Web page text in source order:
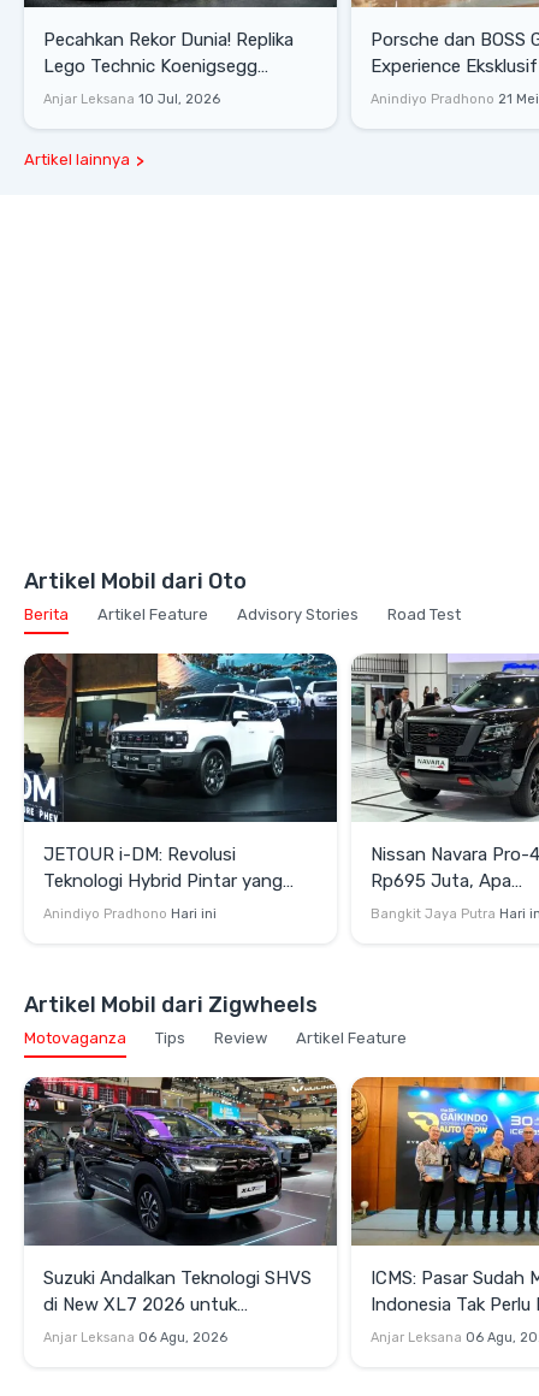
Pecahkan Rekor Dunia! Replika
Lego Technic Koenigsegg
Sadair's Spear Ukuran Asli Sukses
Anjar Leksana 10 Jul, 2026
Porsche dan BOSS
Experience
Senayan, Hadirkan
Anindiyo Pradhono 21
Artikel lainnya
Artikel Mobil dari Oto
Berita Artikel Feature Advisory Stories Road Test
JETOUR i-DM: Revolusi
Teknologi Hybrid Pintar yang
Mengubah Gaya Berkendara dan
Anindiyo Pradhono Hari ini
Nissan Navara Pro-
Rp695 Juta, Apa
Kehebatannya?
Bangkit Jaya Putra Hari
Artikel Mobil dari Zigwheels
Motovaganza Tips Review Artikel Feature
Suzuki Andalkan Teknologi SHVS
di New XL7 2026 untuk
Mendukung Efisiensi Berkendara
Anjar Leksana 06 Agu, 2026
ICMS: Pasar Sudah
Indonesia Tak Perlu
Satu Teknologi
Anjar Leksana 06 Agu,